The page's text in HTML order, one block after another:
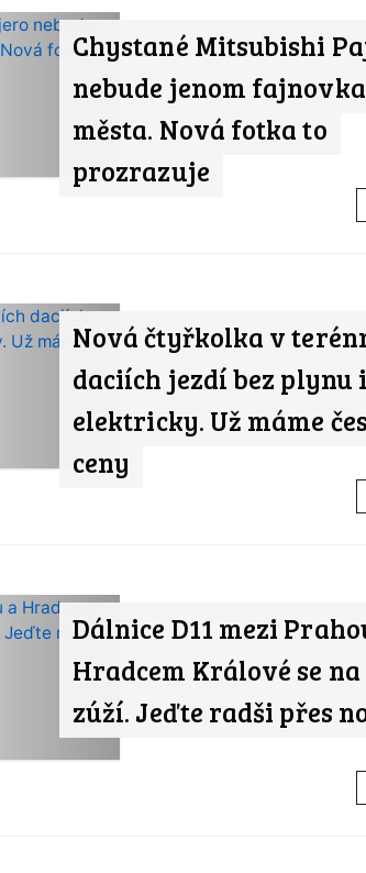
Chystané Mitsubishi
nebude jenom
města. Nová fotka to
prozrazuje
Nová čtyřkolka v
daciích jezdí bez plynu i
elektricky. Už máme
ceny
Dálnice D11 mezi
Hradcem Králové se
zúží. Jeďte radši přes